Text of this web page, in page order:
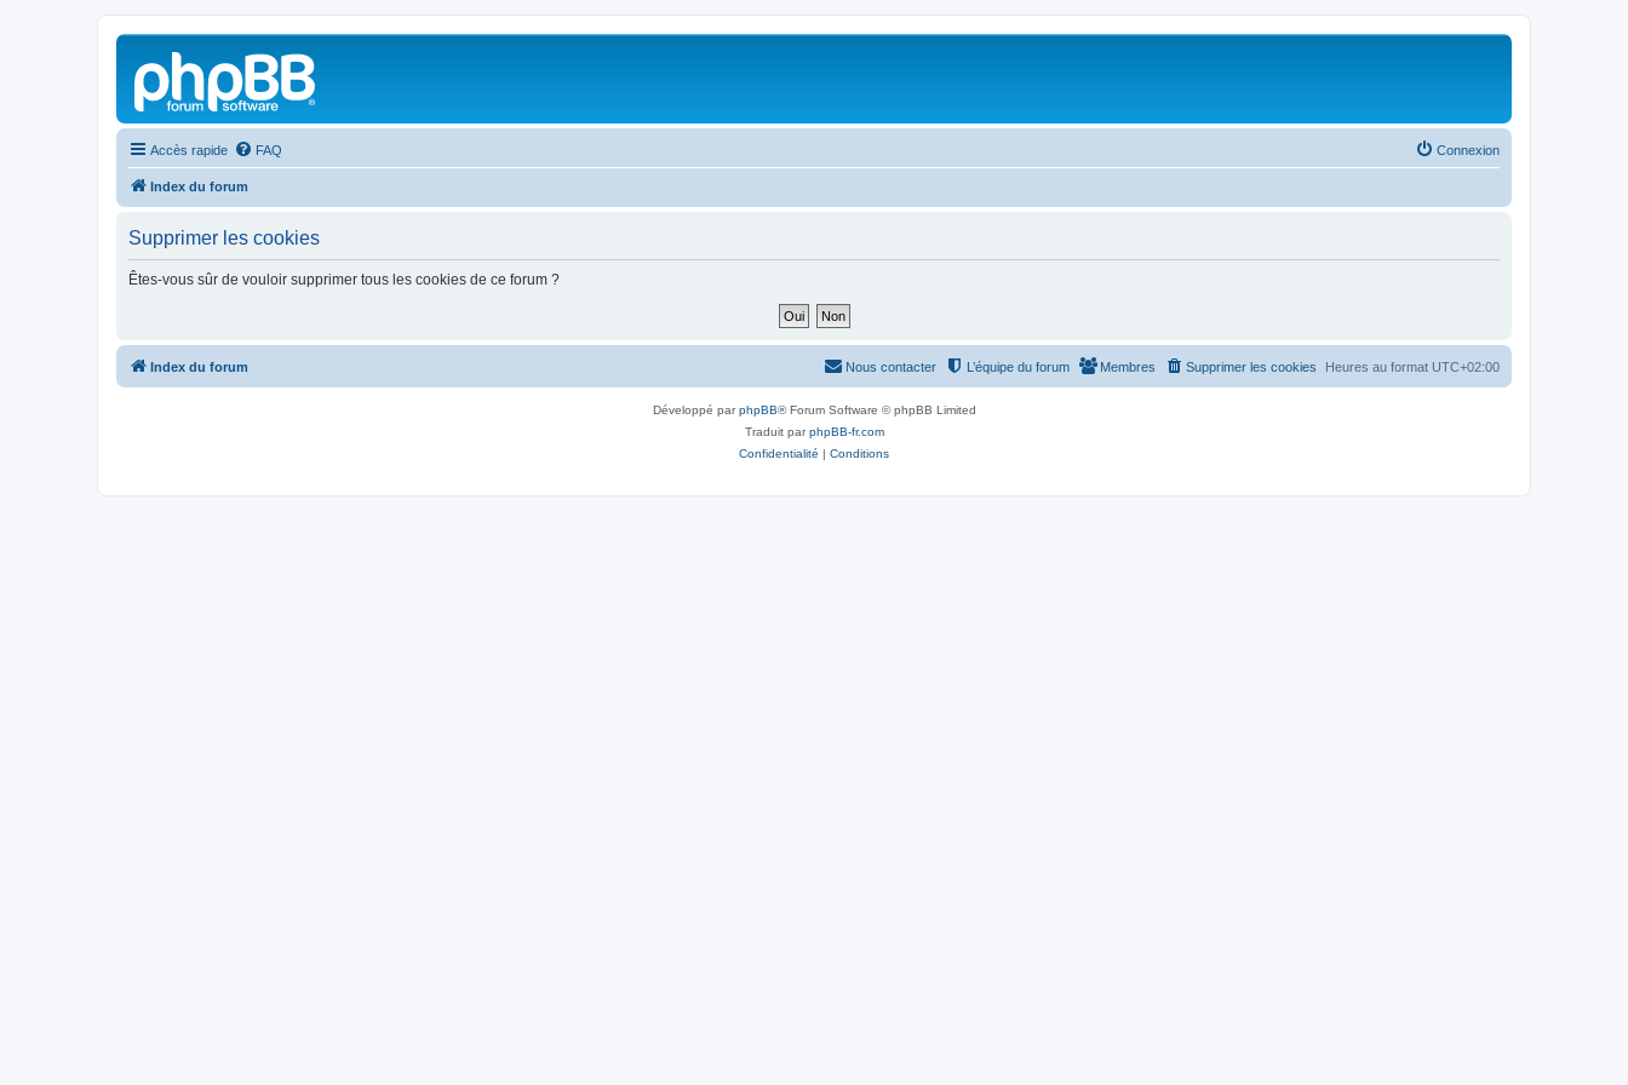
Accès rapide FAQ Connexion
Index du forum
Supprimer les cookies
Êtes-vous sûr de vouloir supprimer tous les cookies de ce forum ?
Index du forum Heures au format UTC+02:00
Supprimer les cookies
Membres
L’équipe du forum
Nous contacter
Développé parphpBB® Forum Software © phpBB Limited
Traduit parphpBB-fr.com
Confidentialité | Conditions